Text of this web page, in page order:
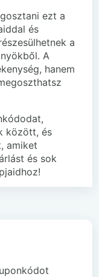
ezt a
és
a
A
hanem
között, és
amiket
és sok